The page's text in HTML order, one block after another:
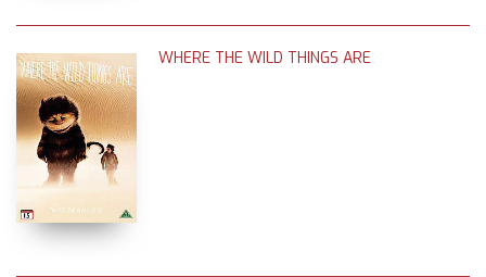
WHERE THE WILD THINGS ARE